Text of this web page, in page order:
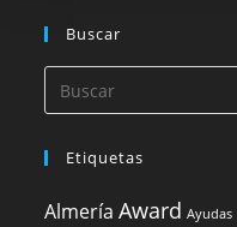
Buscar
Etiquetas
Almería Award Ayudas